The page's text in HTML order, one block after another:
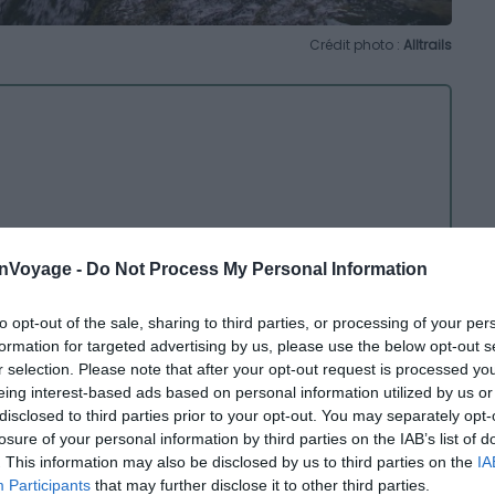
- Do Not Process My Personal Information
opt-out of the sale, sharing to third parties, or processing of your
for targeted advertising by us, please use the below opt-out
selection. Please note that after your opt-out request is processed
interest-based ads based on personal information utilized by us
to third parties prior to your opt-out. You may separately
of your personal information by third parties on the IAB’s list of
This information may also be disclosed by us to third parties on the
Participants that may further disclose it to other third parties.
Crédit photo : Alltrails
constitue la balade la plus rapide pour accéder aux
deux bonnes heures pour réaliser le parcours.
en suivant le cours d’eau et longeant les cascades.
après seulement 5 minutes de marche la
elle. Son accès est facile, elle est idéale pour les
découvrir les trésors naturels du Jura.